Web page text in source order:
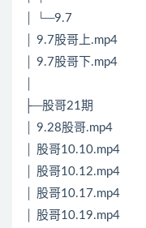
│ └─9.7
│ 9.7股哥上.mp4
│ 9.7股哥下.mp4
├─股哥21期
│ 9.28股哥.mp4
│ 股哥10.10.mp4
│ 股哥10.12.mp4
│ 股哥10.17.mp4
│ 股哥10.19.mp4